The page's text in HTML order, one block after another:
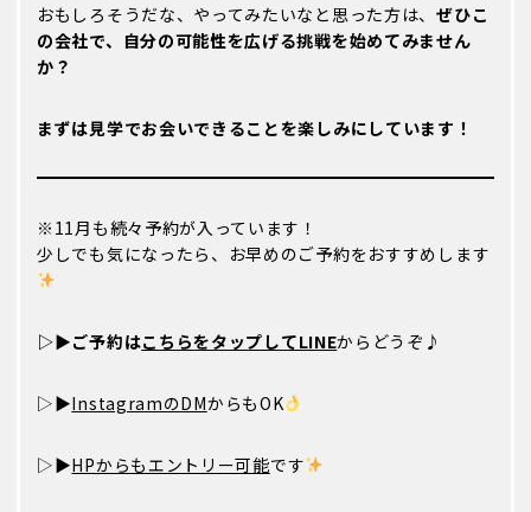
おもしろそうだな、やってみたいなと思った方は、ぜひこ
の会社で、自分の可能性を広げる挑戦を始めてみません
か？
まずは見学でお会いできることを楽しみにしています！
※11月も続々予約が入っています！
少しでも気になったら、お早めのご予約をおすすめします
▷▶ご予約はこちらをタップしてLINEからどうぞ♪
▷▶InstagramのDMからもOK
▷▶HPからもエントリー可能です